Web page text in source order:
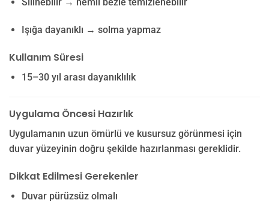
Işığa dayanıklı → solma yapmaz
Kullanım Süresi
15–30 yıl arası dayanıklılık
Uygulama Öncesi Hazırlık
Uygulamanın uzun ömürlü ve kusursuz görünmesi için
duvar yüzeyinin doğru şekilde hazırlanması gereklidir.
Dikkat Edilmesi Gerekenler
Duvar pürüzsüz olmalı